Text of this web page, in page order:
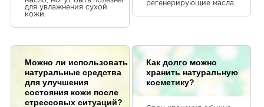
для увлажнения сухой
кожи.
регенерирующие масла.
Можно ли использовать
натуральные средства
для улучшения
состояния кожи после
стрессовых ситуаций?
Как долго можно
хранить натуральную
косметику?